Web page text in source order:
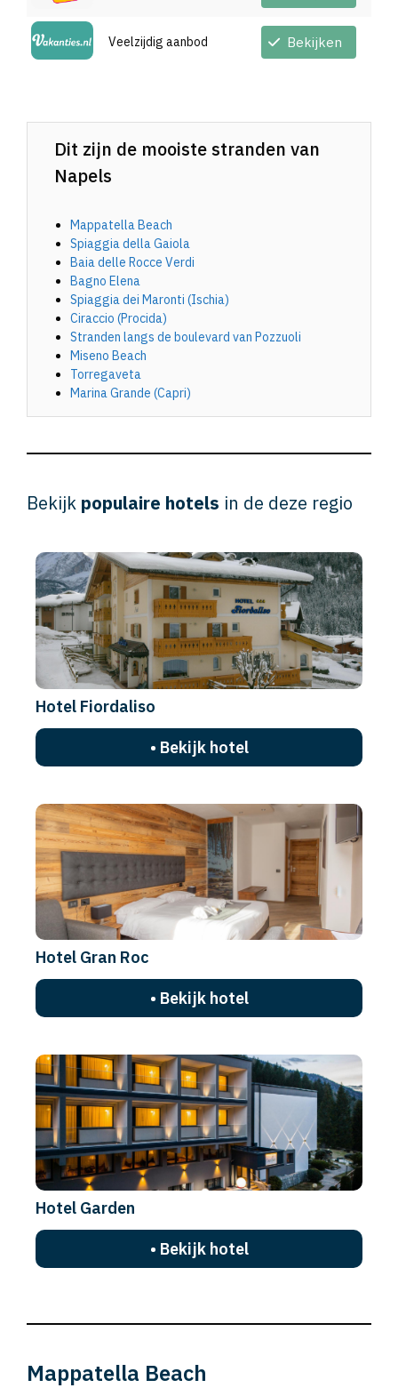
Veelzijdig aanbod Bekijken
Dit zijn de mooiste stranden van
Napels
Mappatella Beach
Spiaggia della Gaiola
Baia delle Rocce Verdi
Bagno Elena
Spiaggia dei Maronti (Ischia)
Ciraccio (Procida)
Stranden langs de boulevard van Pozzuoli
Miseno Beach
Torregaveta
Marina Grande (Capri)
Bekijk populaire hotels in de deze regio
Hotel Fiordaliso
• Bekijk hotel
Hotel Gran Roc
• Bekijk hotel
Hotel Garden
• Bekijk hotel
Mappatella Beach